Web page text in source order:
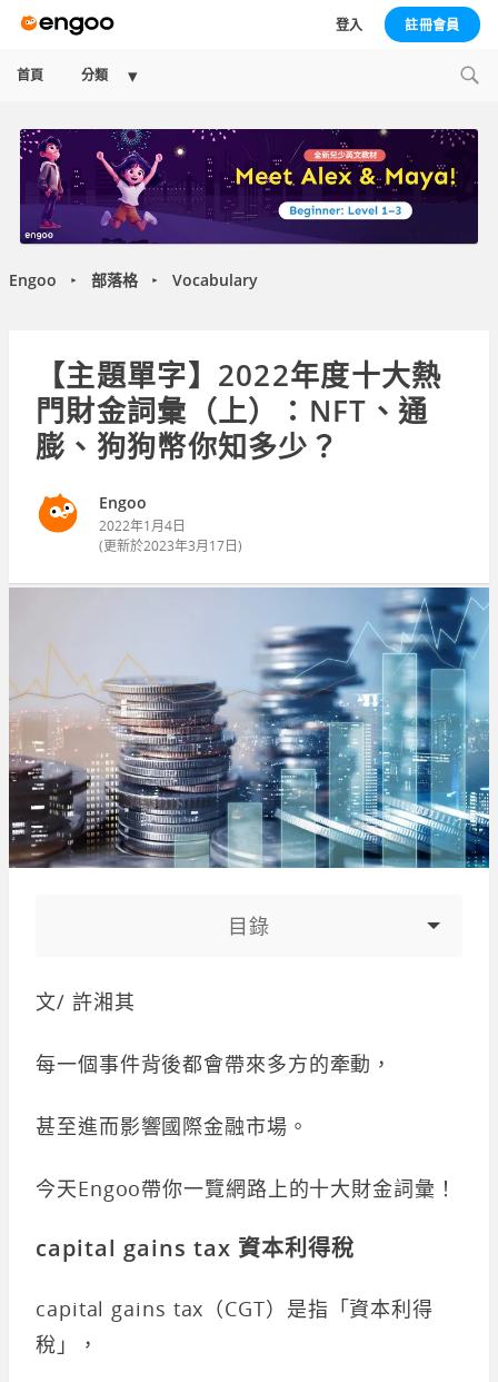
登入 註冊會員
首頁 分類
Expand
menu
Engoo ► 部落格 ► Vocabulary
【主題單字】2022年度十大熱
門財金詞彙（上）：NFT、通
膨、狗狗幣你知多少？
Engoo
2022年1月4日
(更新於2023年3月17日)
目錄
文/ 許湘其
每一個事件背後都會帶來多方的牽動，
甚至進而影響國際金融市場。
今天Engoo帶你一覽網路上的十大財金詞彙！
capital gains tax 資本利得稅
capital gains tax（CGT）是指「資本利得
稅」，